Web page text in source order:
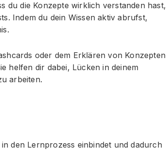
du die Konzepte wirklich verstanden hast,
Indem du dein Wissen aktiv abrufst,
oder dem Erklären von Konzepten
helfen dir dabei, Lücken in deinem
arbeiten.
den Lernprozess einbindet und dadurch